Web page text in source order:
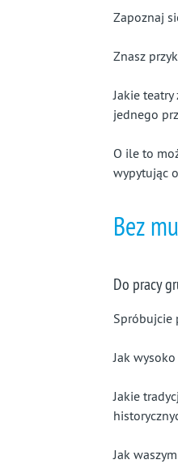
Zapoznaj
Znasz
Jakie
jednego
O ile to
wypytując
Bez
Do pracy
Spróbujcie
Jak
Jakie
Jak